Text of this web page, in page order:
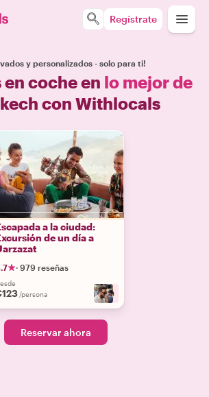
Regístrate
y personalizados - solo para ti!
en coche en lo mejor de
con Withlocals
a la ciudad:
de un día a
· 979 reseñas
/persona +9
Reservar ahora